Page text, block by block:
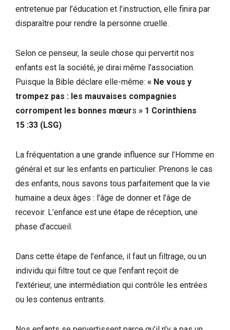
entretenue par l’éducation et l’instruction, elle finira par
disparaître pour rendre la personne cruelle.
Selon ce penseur, la seule chose qui pervertit nos
enfants est la société, je dirai même l’association.
Puisque la Bible déclare elle-même: « Ne vous y
trompez pas : les mauvaises compagnies
corrompent les bonnes mœurs » 1 Corinthiens
15 :33 (LSG)
La fréquentation a une grande influence sur l’Homme en
général et sur les enfants en particulier. Prenons le cas
des enfants, nous savons tous parfaitement que la vie
humaine a deux âges : l’âge de donner et l’âge de
recevoir. L’enfance est une étape de réception, une
phase d’accueil.
Dans cette étape de l’enfance, il faut un filtrage, ou un
individu qui filtre tout ce que l’enfant reçoit de
l’extérieur, une intermédiation qui contrôle les entrées
ou les contenus entrants.